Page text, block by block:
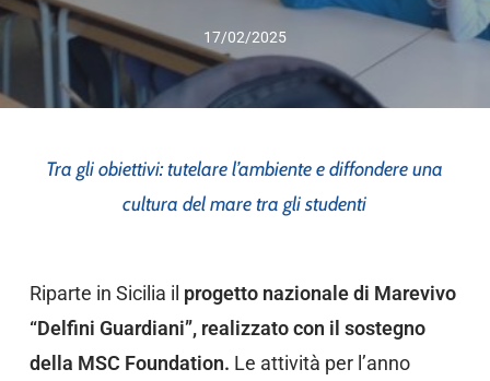
17/02/2025
Tra gli obiettivi: tutelare l’ambiente e diffondere una
cultura del mare tra gli studenti
Riparte in Sicilia il progetto nazionale di Marevivo
“Delfini Guardiani”, realizzato con il sostegno
della MSC Foundation. Le attività per l’anno